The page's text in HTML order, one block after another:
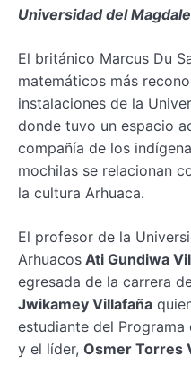
Universidad del
El británico Marcus Du
matemáticos más
instalaciones de la
donde tuvo un espacio
compañía de los
mochilas se relacionan
la cultura Arhuaca.
El profesor de la
Arhuacos Ati Gundiwa
egresada de la carrera
Jwikamey Villafaña
estudiante del
y el líder, Osmer Torres